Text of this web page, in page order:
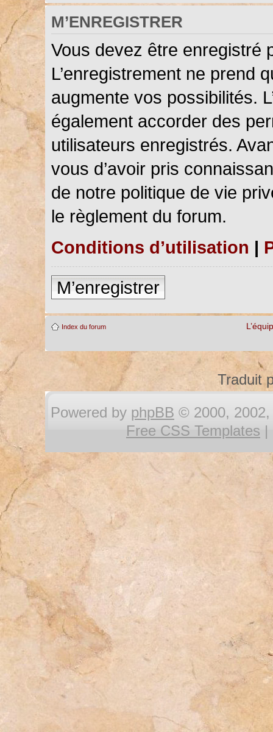
M’ENREGISTRER
Vous devez être enregistré
L’enregistrement ne prend
augmente vos possibilités.
également accorder des
utilisateurs enregistrés.
vous d’avoir pris
de notre politique de vie
le règlement du forum.
Conditions d’utilisation |
M’enregistrer
Index du forum
Traduit
Powered by phpBB © 2000, 2002,
Free CSS Templates |